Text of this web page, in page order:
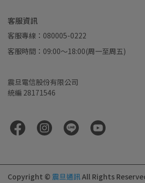
客服資訊
客服專線：080005-0222
客服時間：09:00～18:00(周一至周五)
震旦電信股份有限公司
統編 28171546
Copyright © 震旦通訊All Rights